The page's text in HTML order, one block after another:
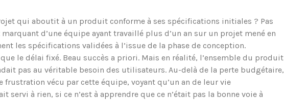
qui aboutit à un produit conforme à ses spécifications initiales ? Pas
d’une équipe ayant travaillé plus d’un an sur un projet mené en
les spécifications validées à l’issue de la phase de conception.
le délai fixé. Beau succès a priori. Mais en réalité, l’ensemble du produit
pas au véritable besoin des utilisateurs. Au-delà de la perte budgétaire,
vécu par cette équipe, voyant qu’un an de leur vie
servi à rien, si ce n’est à apprendre que ce n’était pas la bonne voie à